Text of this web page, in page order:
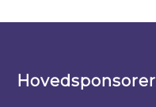
Hovedsponsorer